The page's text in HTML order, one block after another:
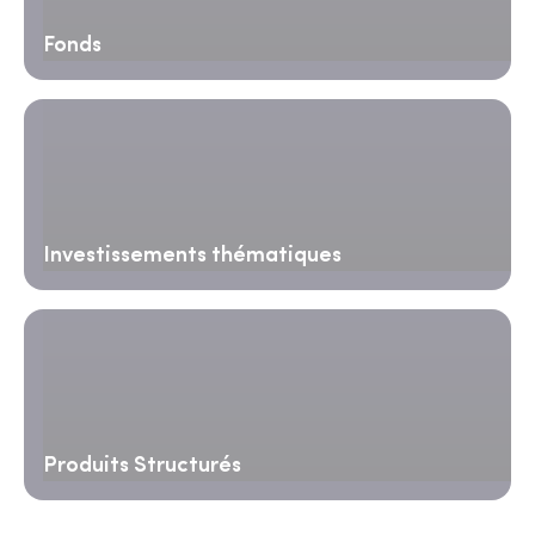
Fonds
Investissements thématiques
Produits Structurés